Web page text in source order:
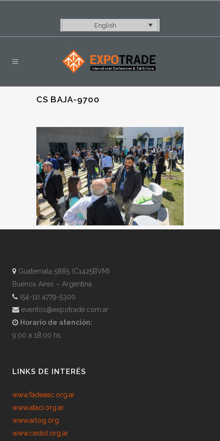
English
CS BAJA-9700
Guatemala 5885 (C1425BVM)
Buenos Aires – Argentina
(54-11) 4779-5300
eventos@expotrade.com.ar
Horario de atención:
9:00 a 18:00 hs.
LINKS DE INTERÉS
www.fadeeac.org.ar
www.ataci.org.ar
www.arlog.org
www.cedol.org.ar